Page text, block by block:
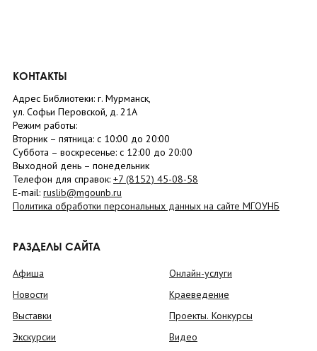
КОНТАКТЫ
Адрес Библиотеки: г. Мурманск,
ул. Софьи Перовской, д. 21А
Режим работы:
Вторник – пятница: с 10:00 до 20:00
Суббота – воскресенье: c 12:00 до 20:00
Выходной день – понедельник
Телефон для справок: +7 (8152) 45-08-58
E-mail: ruslib@mgounb.ru
Политика обработки персональных данных на сайте МГОУНБ
РАЗДЕЛЫ САЙТА
Афиша
Новости
Выставки
Экскурсии
Онлайн-услуги
Краеведение
Проекты. Конкурсы
Видео